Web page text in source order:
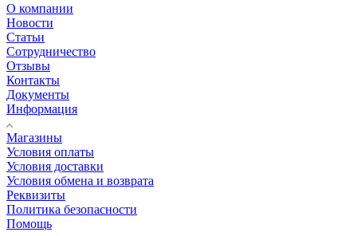
О компании
Новости
Статьи
Сотрудничество
Отзывы
Контакты
Документы
Информация
Магазины
Условия оплаты
Условия доставки
Условия обмена и возврата
Реквизиты
Политика безопасности
Помощь